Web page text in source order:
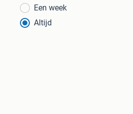
Een week
Altijd